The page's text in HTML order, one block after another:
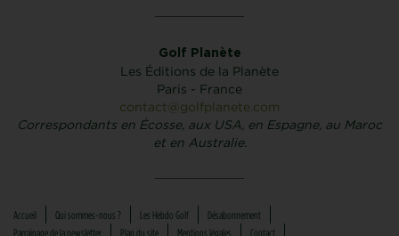
Golf Planète
Les Éditions de la Planète
Paris - France
contact@golfplanete.com
Correspondants en Écosse, aux USA, en Espagne, au Maroc
et en Australie.
Accueil Qui sommes-nous ? Les Hebdo Golf
Désabonnement
Parrainage de la newsletter
Plan du site Mentions légales Contact